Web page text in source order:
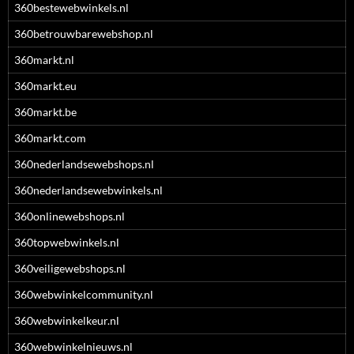
360bestewebwinkels.nl
360betrouwbarewebshop.nl
360markt.nl
360markt.eu
360markt.be
360markt.com
360nederlandsewebshops.nl
360nederlandsewebwinkels.nl
360onlinewebshops.nl
360topwebwinkels.nl
360veiligewebshops.nl
360webwinkelcommunity.nl
360webwinkelkeur.nl
360webwinkelnieuws.nl